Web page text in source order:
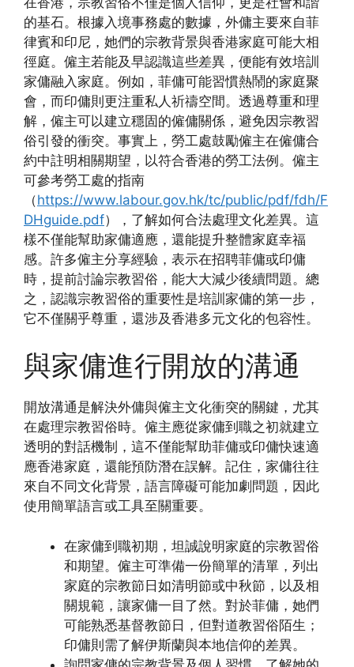
的基石。根據入境事務處的數據，外傭主要來自菲
律賓和印尼，她們的宗教背景與香港家庭可能大相
徑庭。僱主若能及早認識這些差異，便能有效培訓
家傭融入家庭。例如，菲傭可能習慣熱鬧的家庭聚
會，而印傭則更注重私人祈禱空間。透過尊重和理
解，僱主可以建立穩固的僱傭關係，避免因宗教習
俗引發的衝突。事實上，勞工處鼓勵僱主在僱傭合
約中註明相關期望，以符合香港的勞工法例。僱主
可參考勞工處的指南
（https://www.labour.gov.hk/tc/public/pdf/fdh/F
DHguide.pdf），了解如何合法處理文化差異。這
樣不僅能幫助家傭適應，還能提升整體家庭幸福
感。許多僱主分享經驗，表示在招聘菲傭或印傭
時，提前討論宗教習俗，能大大減少後續問題。總
之，認識宗教習俗的重要性是培訓家傭的第一步，
它不僅關乎尊重，還涉及香港多元文化的包容性。
與家傭進行開放的溝通
開放溝通是解決外傭與僱主文化衝突的關鍵，尤其
在處理宗教習俗時。僱主應從家傭到職之初就建立
透明的對話機制，這不僅能幫助菲傭或印傭快速適
應香港家庭，還能預防潛在誤解。記住，家傭往往
來自不同文化背景，語言障礙可能加劇問題，因此
使用簡單語言或工具至關重要。
在家傭到職初期，坦誠說明家庭的宗教習俗
和期望。僱主可準備一份簡單的清單，列出
家庭的宗教節日如清明節或中秋節，以及相
關規範，讓家傭一目了然。對於菲傭，她們
可能熟悉基督教節日，但對道教習俗陌生；
印傭則需了解伊斯蘭與本地信仰的差異。